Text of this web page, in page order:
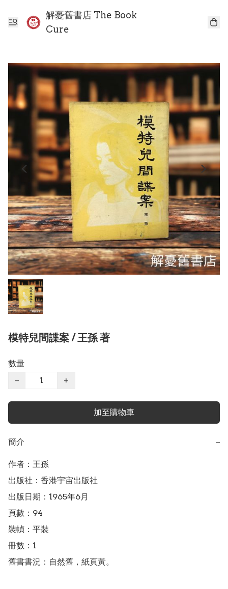
解憂舊書店 The Book
Cure
模特兒間諜案 / 王孫 著
數量
−
+
加至購物車
簡介 −
作者：王孫
出版社：香港宇宙出版社
出版日期：1965年6月
頁數：94
裝幀：平裝
冊數：1
舊書書況：自然舊，紙頁黃。